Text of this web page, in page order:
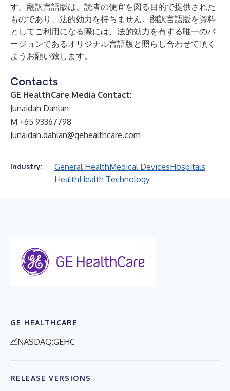
す。翻訳言語版は、読者の便宜を図る目的で提供された
ものであり、法的効力を持ちません。翻訳言語版を資料
としてご利用になる際には、法的効力を有する唯一のバ
ージョンであるオリジナル言語版と照らし合わせて頂く
ようお願い致します。
Contacts
GE HealthCare Media Contact:
Junaidah Dahlan
M +65 93367798
Junaidah.dahlan@gehealthcare.com
Industry: General HealthMedical DevicesHospitals
HealthHealth Technology
GE HEALTHCARE
NASDAQ:GEHC
RELEASE VERSIONS